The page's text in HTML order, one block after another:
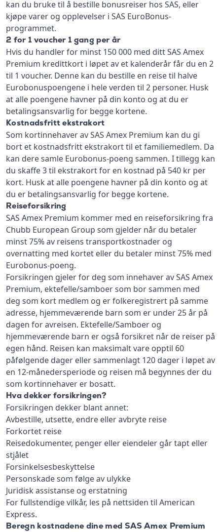
kan du bruke til å bestille bonusreiser hos SAS, eller
kjøpe varer og opplevelser i SAS EuroBonus-
programmet.
2 for 1 voucher 1 gang per år
Hvis du handler for minst 150 000 med ditt SAS Amex
Premium kredittkort i løpet av et kalenderår får du en 2
til 1 voucher. Denne kan du bestille en reise til halve
Eurobonuspoengene i hele verden til 2 personer. Husk
at alle poengene havner på din konto og at du er
betalingsansvarlig for begge kortene.
Kostnadsfritt ekstrakort
Som kortinnehaver av SAS Amex Premium kan du gi
bort et kostnadsfritt ekstrakort til et familiemedlem. Da
kan dere samle Eurobonus-poeng sammen. I tillegg kan
du skaffe 3 til ekstrakort for en kostnad på 540 kr per
kort. Husk at alle poengene havner på din konto og at
du er betalingsansvarlig for begge kortene.
Reiseforsikring
SAS Amex Premium kommer med en reiseforsikring fra
Chubb European Group som gjelder når du betaler
minst 75% av reisens transportkostnader og
overnatting med kortet eller du betaler minst 75% med
Eurobonus-poeng.
Forsikringen gjeler for deg som innehaver av SAS Amex
Premium, ektefelle/samboer som bor sammen med
deg som kort medlem og er folkeregistrert på samme
adresse, hjemmeværende barn som er under 25 år på
dagen for avreisen. Ektefelle/Samboer og
hjemmeværende barn er også forsikret når de reiser på
egen hånd. Reisen kan maksimalt vare opptil 60
påfølgende dager eller sammenlagt 120 dager i løpet av
en 12-månedersperiode og reisen må begynnes der du
som kortinnehaver er bosatt.
Hva dekker forsikringen?
Forsikringen dekker blant annet:
Avbestille, utsette, endre eller avbryte reise
Forkortet reise
Reisedokumenter, penger eller eiendeler går tapt eller
stjålet
Forsinkelsesbeskyttelse
Personskade som følge av ulykke
Juridisk assistanse og erstatning
For fullstendige vilkår, les på nettsiden til American
Express.
Beregn kostnadene dine med SAS Amex Premium